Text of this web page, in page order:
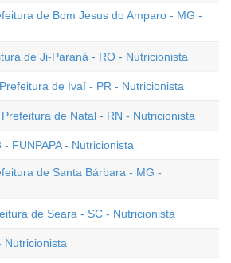
de Bom Jesus do Amparo - MG -
de Ji-Paraná - RO - Nutricionista
de Ivaí - PR - Nutricionista
de Natal - RN - Nutricionista
FUNPAPA - Nutricionista
de Santa Bárbara - MG -
de Seara - SC - Nutricionista
Nutricionista